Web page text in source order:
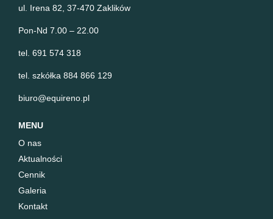
ul. Irena 82, 37-470 Zaklików
Pon-Nd 7.00 – 22.00
tel. 691 574 318
tel. szkółka 884 866 129
biuro@equireno.pl
MENU
O nas
Aktualności
Cennik
Galeria
Kontakt